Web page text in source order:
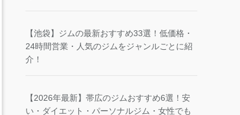
【池袋】ジムの最新おすすめ33選！低価格・
24時間営業・人気のジムをジャンルごとに紹
介！
【2026年最新】帯広のジムおすすめ6選！安
い・ダイエット・パーソナルジム・女性でも